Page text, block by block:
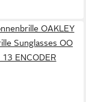
OAKLEY
Sunglasses OO
ENCODER